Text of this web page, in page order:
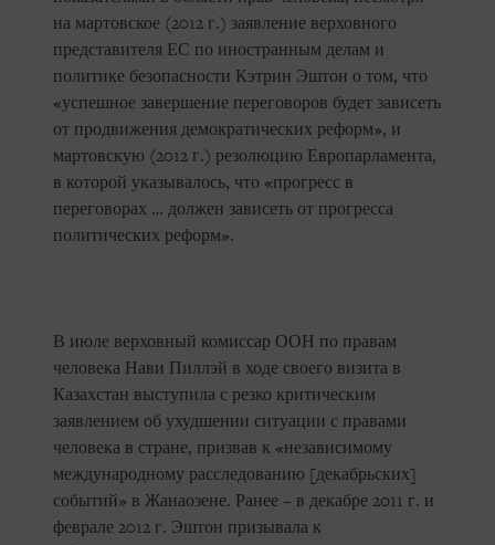
на мартовское (2012 г.) заявление верховного
представителя ЕС по иностранным делам и
политике безопасности Кэтрин Эштон о том, что
«успешное завершение переговоров будет зависеть
от продвижения демократических реформ», и
мартовскую (2012 г.) резолюцию Европарламента,
в которой указывалось, что «прогресс в
переговорах … должен зависеть от прогресса
политических реформ».
В июле верховный комиссар ООН по правам
человека Нави Пиллэй в ходе своего визита в
Казахстан выступила с резко критическим
заявлением об ухудшении ситуации с правами
человека в стране, призвав к «независимому
международному расследованию [декабрьских]
событий» в Жанаозене. Ранее – в декабре 2011 г. и
феврале 2012 г. Эштон призывала к